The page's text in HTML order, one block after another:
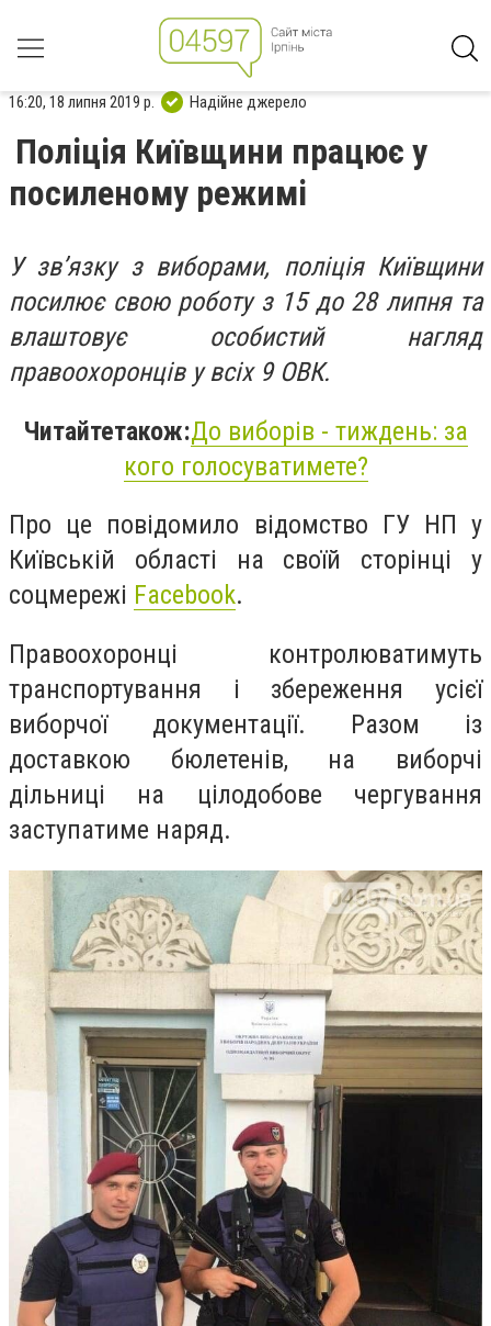
16:20, 18 липня 2019 р. Надійне джерело
Поліція Київщини працює у
посиленому режимі
У зв’язку з виборами, поліція Київщини
посилює свою роботу з 15 до 28 липня та
влаштовує особистий нагляд
правоохоронців у всіх 9 ОВК.
Читайтетакож:До виборів - тиждень: за
кого голосуватимете?
Про це повідомило відомство ГУ НП у
Київській області на своїй сторінці у
соцмережі Facebook.
Правоохоронці контролюватимуть
транспортування і збереження усієї
виборчої документації. Разом із
доставкою бюлетенів, на виборчі
дільниці на цілодобове чергування
заступатиме наряд.